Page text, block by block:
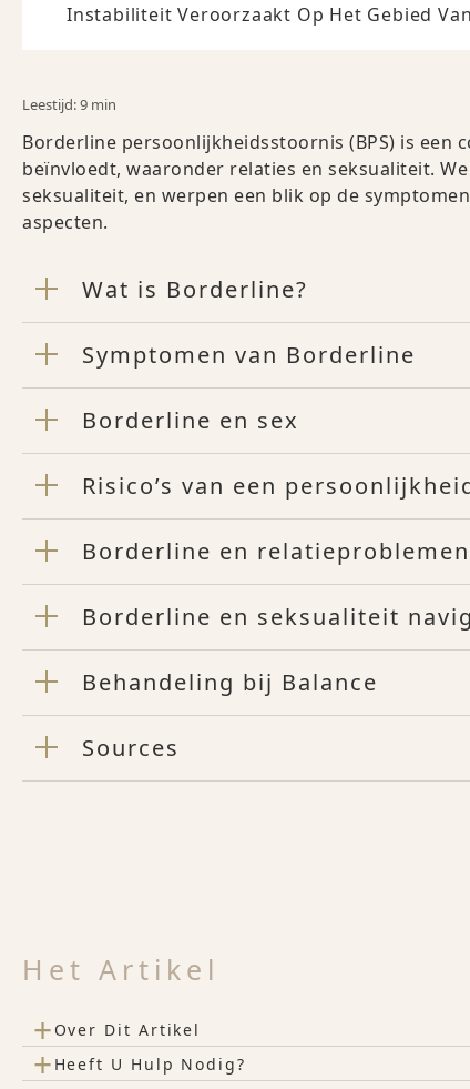
Instabiliteit Veroorzaakt Op Het Gebied
Leestijd: 9 min
Borderline persoonlijkheidsstoornis (BPS) is een
beïnvloedt, waaronder relaties en seksualiteit.
seksualiteit, en werpen een blik op de
aspecten.
Wat is Borderline?
Symptomen van Borderline
Borderline en sex
Risico’s van een
Borderline en relatieproblemen
Borderline en seksualiteit
Behandeling bij Balance
Sources
Het Artikel
+ Over Dit Artikel
+ Heeft U Hulp Nodig?